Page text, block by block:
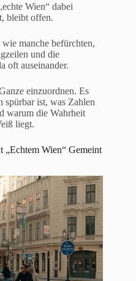
Wien“ dabei
bleibt offen.
manche befürchten,
und die
oft auseinander.
einzuordnen. Es
ist, was Zahlen
warum die Wahrheit
liegt.
Wien“ Gemeint